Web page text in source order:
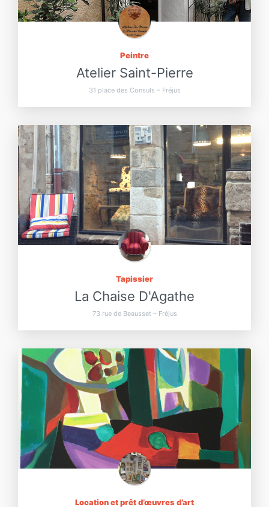
Peintre
Atelier Saint-Pierre
31 place des Consuls – Fréjus
Tapissier
La Chaise D'Agathe
73 rue de Beausset – Fréjus
Location et prêt d’œuvres d’art